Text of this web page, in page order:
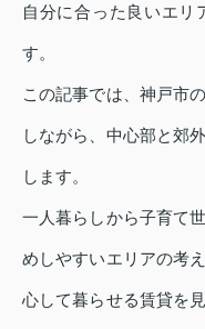
自分に合った良いエリ
す。
この記事では、神戸市
しながら、中心部と郊
します。
一人暮らしから子育て
めしやすいエリアの考
心して暮らせる賃貸を